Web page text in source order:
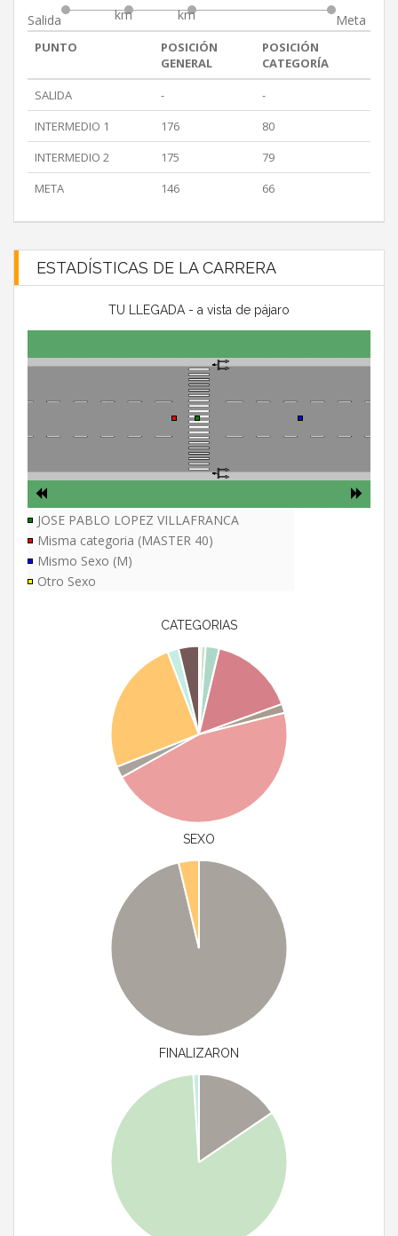
Salida
km
km
Meta
PUNTO
POSICIÓN
GENERAL
POSICIÓN
CATEGORÍA
SALIDA
-
-
INTERMEDIO 1
176
80
INTERMEDIO 2
175
79
META
146 66
ESTADÍSTICAS DE LA CARRERA
TU LLEGADA - a vista de pájaro
JOSE PABLO LOPEZ VILLAFRANCA
Misma categoria (MASTER 40)
Mismo Sexo (M)
Otro Sexo
CATEGORIAS
SEXO
FINALIZARON